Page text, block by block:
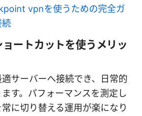
vpnを使うための完全ガ
続
ートカットを使うメリッ
サーバーへ接続でき、日常的
す。パフォーマンスを測定し
に切り替える運用が楽になり